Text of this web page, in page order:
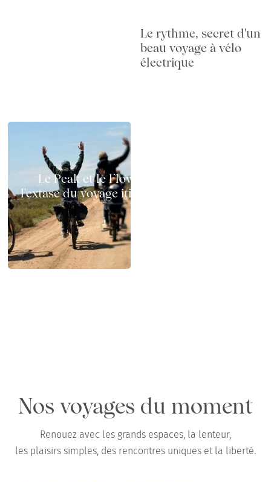
Le rythme, secret d'un
beau voyage à vélo
électrique
Le Peak et le Flow à vélo électrique :
l'extase du voyage itinérant sur deux roues
Nos voyages du moment
Renouez avec les grands espaces, la lenteur,
les plaisirs simples, des rencontres uniques et la liberté.